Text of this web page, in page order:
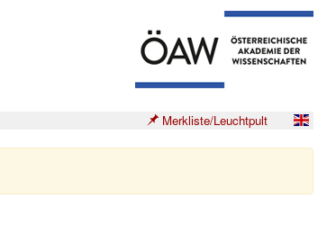
Merkliste/Leuchtpult